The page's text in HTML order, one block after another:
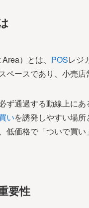
）とは、 POSレジ
ペースであり、小売店
ず通過する動線上に
いを誘発しやすい場
低価格で「ついで買
要性